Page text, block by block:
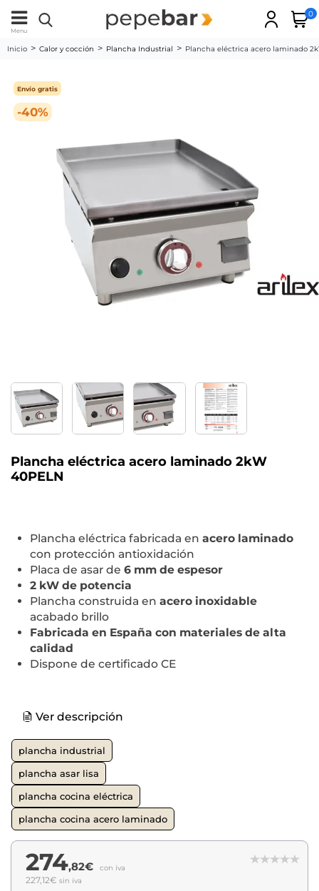
Menu
0
Inicio Calor y cocción Plancha Industrial Plancha eléctrica acero laminado
-40%
Envío gratis
Plancha eléctrica acero laminado 2kW
40PELN
Plancha eléctrica fabricada en acero laminado
con protección antioxidación
Placa de asar de 6 mm de espesor
2 kW de potencia
Plancha construida en acero inoxidable
acabado brillo
Fabricada en España con materiales de alta
calidad
Dispone de certificado CE
Ver descripción
plancha industrial
plancha asar lisa
plancha cocina eléctrica
plancha cocina acero laminado
274,82€ con iva
227,12€ sin iva